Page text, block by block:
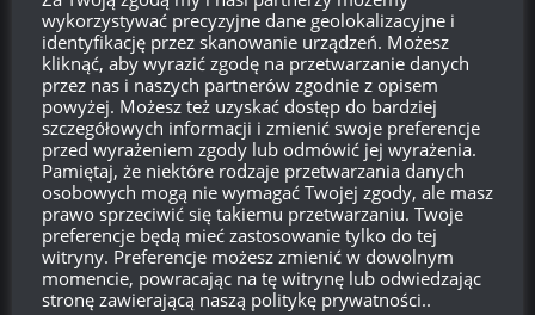
Twitch.tv - Zurugula
Szukaj:
wykorzystywać precyzyjne dane geolokalizacyjne i
identyfikację przez skanowanie urządzeń. Możesz
kliknąć, aby wyrazić zgodę na przetwarzanie danych
przez nas i naszych partnerów zgodnie z opisem
powyżej. Możesz też uzyskać dostęp do bardziej
szczegółowych informacji i zmienić swoje preferencje
przed wyrażeniem zgody lub odmówić jej wyrażenia.
Pamiętaj, że niektóre rodzaje przetwarzania danych
osobowych mogą nie wymagać Twojej zgody, ale masz
prawo sprzeciwić się takiemu przetwarzaniu. Twoje
preferencje będą mieć zastosowanie tylko do tej
witryny. Preferencje możesz zmienić w dowolnym
momencie, powracając na tę witrynę lub odwiedzając
stronę zawierającą naszą politykę prywatności..